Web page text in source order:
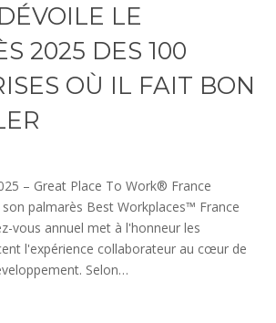
LE
2025 DES 100
OÙ IL FAIT BON
– Great Place To Work® France
palmarès Best Workplaces™ France
vous annuel met à l'honneur les
l'expérience collaborateur au cœur de
Selon…